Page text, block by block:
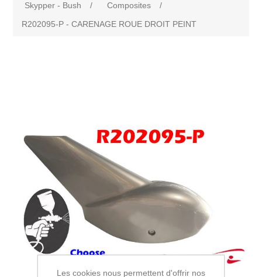
Skypper - Bush
/ Composites
/
R202095-P - CARENAGE ROUE DROIT PEINT
Les cookies nous permettent d'offrir nos